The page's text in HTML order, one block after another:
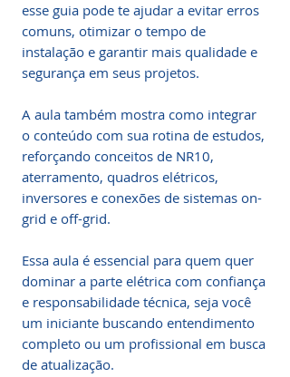
esse guia pode te ajudar a evitar erros
comuns, otimizar o tempo de
instalação e garantir mais qualidade e
segurança em seus projetos.
A aula também mostra como integrar
o conteúdo com sua rotina de estudos,
reforçando conceitos de NR10,
aterramento, quadros elétricos,
inversores e conexões de sistemas on-
grid e off-grid.
​​​​​​​Essa aula é essencial para quem quer
dominar a parte elétrica com confiança
e responsabilidade técnica, seja você
um iniciante buscando entendimento
completo ou um profissional em busca
de atualização.